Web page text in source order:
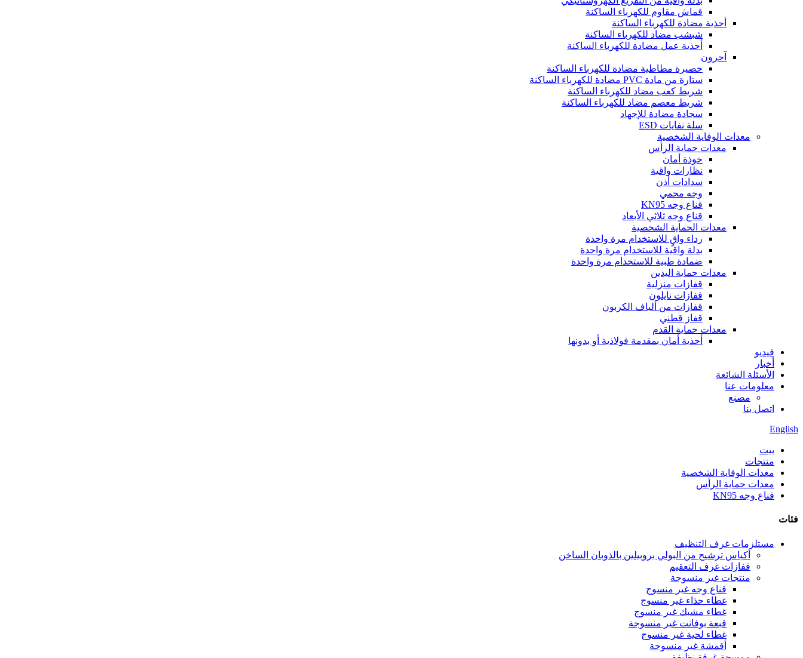
قماش مقاوم للكهرباء الساكنة
أحذية مضادة للكهرباء الساكنة
شبشب مضاد للكهرباء الساكنة
أحذية عمل مضادة للكهرباء الساكنة
آحرون
حصيرة مطاطية مضادة للكهرباء الساكنة
ستارة من مادة PVC مضادة للكهرباء الساكنة
شريط كعب مضاد للكهرباء الساكنة
شريط معصم مضاد للكهرباء الساكنة
سجادة مضادة للإجهاد
سلة نفايات ESD
معدات الوقاية الشخصية
معدات حماية الرأس
خوذة أمان
نظارات واقية
سدادات أذن
وجه محمي
قناع وجه KN95
قناع وجه ثلاثي الأبعاد
معدات الحماية الشخصية
رداء واقٍ للاستخدام مرة واحدة
بدلة واقية للاستخدام مرة واحدة
ضمادة طبية للاستخدام مرة واحدة
معدات حماية اليدين
قفازات منزلية
قفازات نايلون
قفازات من ألياف الكربون
قفاز قطني
معدات حماية القدم
أحذية أمان بمقدمة فولاذية أو بدونها
فيديو
أخبار
الأسئلة الشائعة
معلومات عنا
مصنع
اتصل بنا
English
بيت
منتجات
معدات الوقاية الشخصية
معدات حماية الرأس
قناع وجه KN95
فئات
مستلزمات غرف التنظيف
أكياس ترشيح من البولي بروبيلين بالذوبان الساخن
قفازات غرف التعقيم
منتجات غير منسوجة
قناع وجه غير منسوج
غطاء حذاء غير منسوج
غطاء مشبك غير منسوج
قبعة بوفانت غير منسوجة
غطاء لحية غير منسوج
أقمشة غير منسوجة